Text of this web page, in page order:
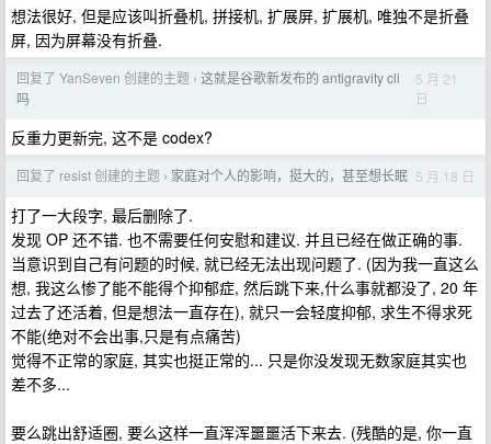
想法很好, 但是应该叫折叠机, 拼接机, 扩展屏, 扩展机, 唯独不是折叠
屏, 因为屏幕没有折叠.
回复了 YanSeven 创建的主题 › 这就是谷歌新发布的 antigravity cli
吗
5 月 21
日
反重力更新完, 这不是 codex?
回复了 resist 创建的主题 › 家庭对个人的影响，挺大的，甚至想长眠 5 月 18 日
打了一大段字, 最后删除了.
发现 OP 还不错. 也不需要任何安慰和建议. 并且已经在做正确的事.
当意识到自己有问题的时候, 就已经无法出现问题了. (因为我一直这么
想, 我这么惨了能不能得个抑郁症, 然后跳下来,什么事就都没了, 20 年
过去了还活着, 但是想法一直存在), 就只一会轻度抑郁, 求生不得求死
不能(绝对不会出事,只是有点痛苦)
觉得不正常的家庭, 其实也挺正常的... 只是你没发现无数家庭其实也
差不多...
要么跳出舒适圈, 要么这样一直浑浑噩噩活下来去. (残酷的是, 你一直